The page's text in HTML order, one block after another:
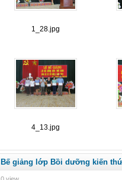
1_28.jpg
4_13.jpg
Bế giảng lớp Bồi dưỡng kiến